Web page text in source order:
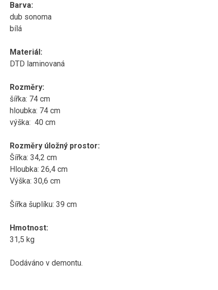
Barva:
dub sonoma
bílá
Materiál:
DTD laminovaná
Rozměry:
šířka: 74 cm
hloubka: 74 cm
výška: 40 cm
Rozměry úložný prostor:
Šířka: 34,2 cm
Hloubka: 26,4 cm
Výška: 30,6 cm
Šířka šuplíku: 39 cm
Hmotnost:
31,5 kg
Dodáváno v demontu.